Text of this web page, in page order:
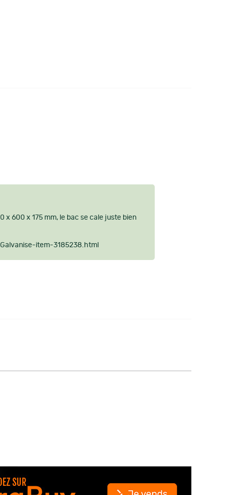
x 600 x 175 mm, le bac se cale juste bien
item-3185238.html